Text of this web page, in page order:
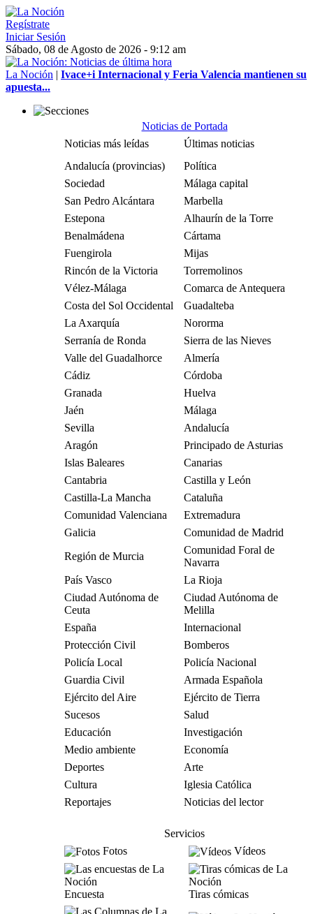
Regístrate
Iniciar Sesión
Sábado, 08 de Agosto de 2026 - 9:12 am
La Noción | Ivace+i Internacional y Feria Valencia mantienen su
apuesta...
Noticias de Portada
Noticias más leídas
Últimas noticias
Andalucía (provincias)
Política
Sociedad
Málaga capital
San Pedro Alcántara
Marbella
Estepona
Alhaurín de la Torre
Benalmádena
Cártama
Fuengirola
Mijas
Rincón de la Victoria
Torremolinos
Vélez-Málaga
Comarca de Antequera
Costa del Sol Occidental
Guadalteba
La Axarquía
Nororma
Serranía de Ronda
Sierra de las Nieves
Valle del Guadalhorce
Almería
Cádiz
Córdoba
Granada
Huelva
Jaén
Málaga
Sevilla
Andalucía
Aragón
Principado de Asturias
Islas Baleares
Canarias
Cantabria
Castilla y León
Castilla-La Mancha
Cataluña
Comunidad Valenciana
Extremadura
Galicia
Comunidad de Madrid
Región de Murcia
Comunidad Foral de
Navarra
País Vasco
La Rioja
Ciudad Autónoma de
Ceuta
Ciudad Autónoma de
Melilla
España
Internacional
Protección Civil
Bomberos
Policía Local
Policía Nacional
Guardia Civil
Armada Española
Ejército del Aire
Ejército de Tierra
Sucesos
Salud
Educación
Investigación
Medio ambiente
Economía
Deportes
Arte
Cultura
Iglesia Católica
Reportajes
Noticias del lector
Servicios
Fotos
Vídeos
Encuesta Tiras cómicas